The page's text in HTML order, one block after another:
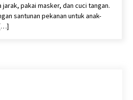
27 Februari 2021, Alhamdulillah…
ago
pakai masker, dan cuci tangan.
santunan pekanan untuk anak-